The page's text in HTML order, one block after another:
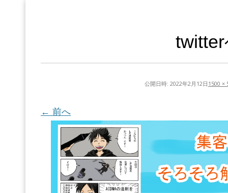
公開日時: 2022年2月12日 1500 ×
← 前へ